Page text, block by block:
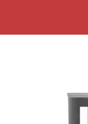
Nuestros
variedad de
llamativas
permite